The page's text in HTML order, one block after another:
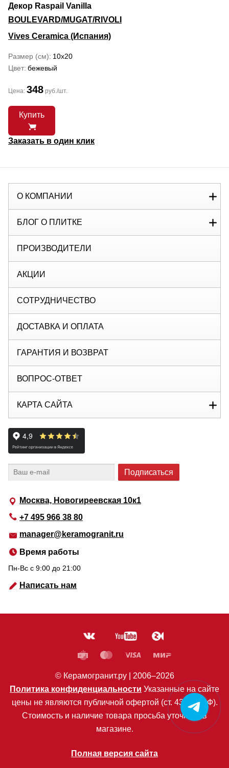
Декор Raspail Vanilla
BOULEVARD/MUGAT/RIVOLI
Vives Ceramica (Испания)
Размер (см) 10x20
Цвет бежевый
Цена: 348 руб./шт.
Купить
Заказать в один клик
Москва, Новогиреевская 10к1
+7 495 966 38 80
manager@keramogranit.ru
Время работы
Пн-Вс c 9:00 до 21:00
Написать нам
О КОМПАНИИ
БЛОГ О ПЛИТКЕ
ПРОИЗВОДИТЕЛИ
АКЦИИ
СОТРУДНИЧЕСТВО
ДОСТАВКА И ОПЛАТА
ГАРАНТИЯ И ВОЗВРАТ
ВОПРОС-ОТВЕТ
КАРТА САЙТА
© Керамогранит.ру | 2006–2026
Политика конфиденциальности Указанные на сайте
цены не являются публичной офертой (ст. 435 ГК РФ).
Стоимость и наличие товара просьба уточнять в
магазине.
Полная версия сайта